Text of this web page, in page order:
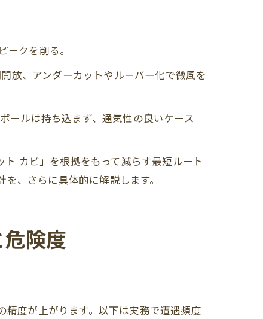
クを削る。
放、アンダーカットやルーバー化で微風を
ールは持ち込まず、通気性の良いケース
ト カビ」を根拠をもって減らす最短ルート
、さらに具体的に解説します。
険度
精度が上がります。以下は実務で遭遇頻度